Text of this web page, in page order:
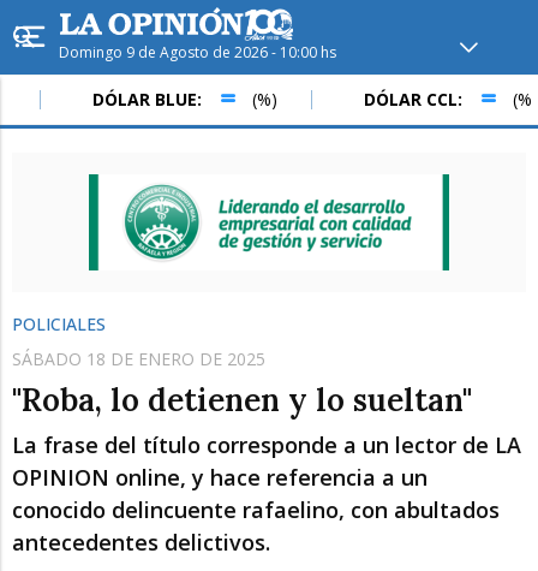
Domingo 9 de Agosto de 2026 - 10:00 hs
Hoy enRafaela ver clima
Mín / Máx
Humedad
Presión
Lun Mar Mié
DÓLAR BLUE: (%) DÓLAR CCL: (%)
POLICIALES
SÁBADO 18 DE ENERO DE 2025
"Roba, lo detienen y lo sueltan"
La frase del título corresponde a un lector de LA
OPINION online, y hace referencia a un
conocido delincuente rafaelino, con abultados
antecedentes delictivos.